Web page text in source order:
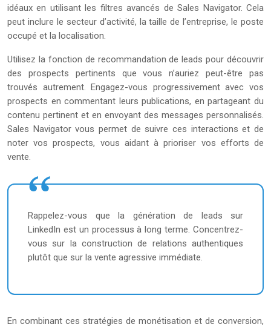
idéaux en utilisant les filtres avancés de Sales Navigator. Cela
peut inclure le secteur d’activité, la taille de l’entreprise, le poste
occupé et la localisation.
Utilisez la fonction de recommandation de leads pour découvrir
des prospects pertinents que vous n’auriez peut-être pas
trouvés autrement. Engagez-vous progressivement avec vos
prospects en commentant leurs publications, en partageant du
contenu pertinent et en envoyant des messages personnalisés.
Sales Navigator vous permet de suivre ces interactions et de
noter vos prospects, vous aidant à prioriser vos efforts de
vente.
Rappelez-vous que la génération de leads sur
LinkedIn est un processus à long terme. Concentrez-
vous sur la construction de relations authentiques
plutôt que sur la vente agressive immédiate.
En combinant ces stratégies de monétisation et de conversion,